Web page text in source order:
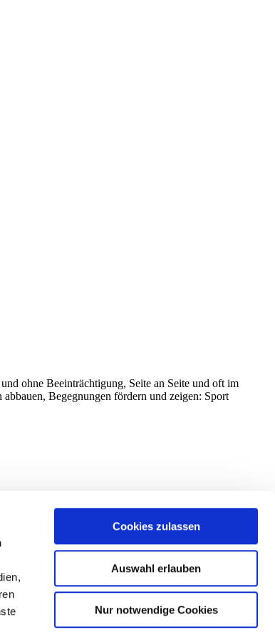
Cookies zulassen
Auswahl erlauben
Nur notwendige Cookies
ohne Beeinträchtigung, Seite an Seite und oft im
Begegnungen fördern und zeigen: Sport
Teilnahme am Wettbewerb nach Maßgabe des